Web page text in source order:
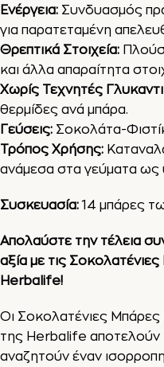
Ενέργεια: Συνδυασμός
για παρατεταμένη
Θρεπτικά Στοιχεία:
και άλλα απαραίτητα
Χωρίς Τεχνητές
θερμίδες ανά μπάρα.
Γεύσεις: Σοκολάτα-
Τρόπος Χρήσης:
ανάμεσα στα γεύματα ως
Συσκευασία:14 μπάρες
Απολαύστε την τέλεια
αξία με τις
Herbalife!
Οι Σοκολατένιες Μπάρες
της Herbalife αποτελούν
αναζητούν έναν